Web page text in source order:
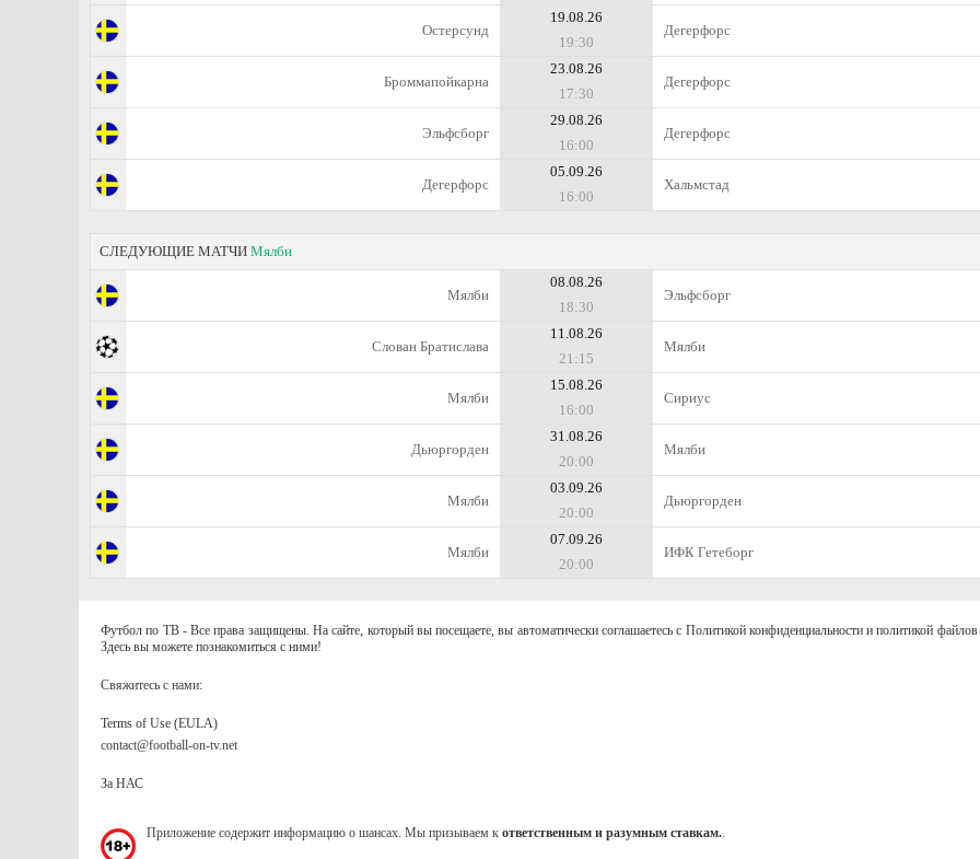
Остерсунд
19.08.26
19:30
Дегерфорс
Броммапойкарна
23.08.26
17:30
Дегерфорс
Эльфсборг
29.08.26
16:00
Дегерфорс
Дегерфорс
05.09.26
16:00
Хальмстад
СЛЕДУЮЩИЕ МАТЧИ Мялби
Мялби
08.08.26
18:30
Эльфсборг
Слован Братислава
11.08.26
21:15
Мялби
Мялби
15.08.26
16:00
Сириус
Дьюргорден
31.08.26
20:00
Мялби
Мялби
03.09.26
20:00
Дьюргорден
Мялби
07.09.26
20:00
ИФК Гетеборг
Футбол по ТВ - Все права защищены. На сайте, который вы посещаете, вы автоматически соглашаетесь с Политикой конфиденциальности и политикой
Здесь вы можете познакомиться с ними!
Свяжитесь с нами:
Terms of Use (EULA)
contact@football-on-tv.net
За НАС
Приложение содержит информацию о шансах. Мы призываем к ответственным и разумным ставкам..